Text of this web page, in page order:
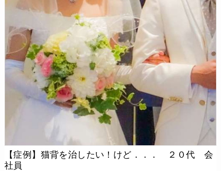
【症例】猫背を治したい！けど．．． ２０代 会
社員